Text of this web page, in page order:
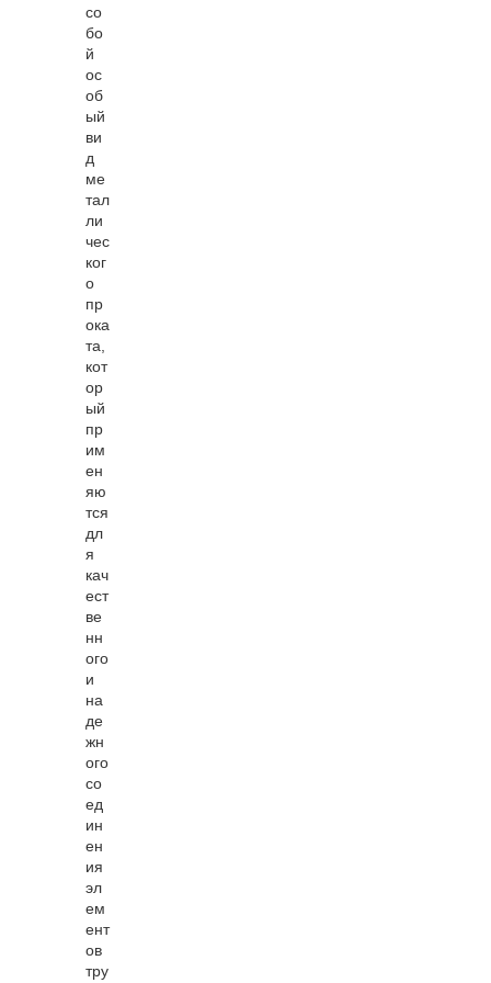
со
бо
й
ос
об
ый
ви
д
ме
тал
ли
чес
ког
о
пр
ока
та,
кот
ор
ый
пр
им
ен
яю
тся
дл
я
кач
ест
ве
нн
ого
и
на
де
жн
ого
со
ед
ин
ен
ия
эл
ем
ент
ов
тру